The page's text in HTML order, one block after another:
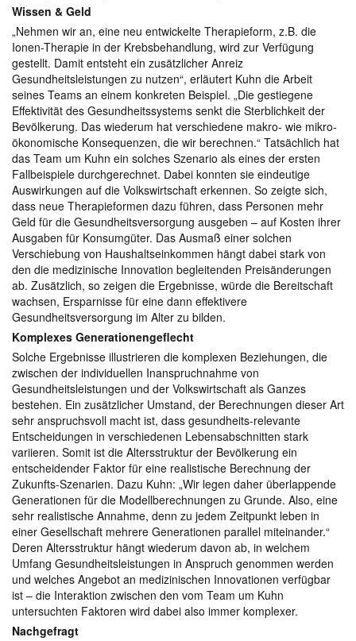
Wissen & Geld
„Nehmen wir an, eine neu entwickelte Therapieform, z.B. die
Ionen-Therapie in der Krebsbehandlung, wird zur Verfügung
gestellt. Damit entsteht ein zusätzlicher Anreiz
Gesundheitsleistungen zu nutzen“, erläutert Kuhn die Arbeit
seines Teams an einem konkreten Beispiel. „Die gestiegene
Effektivität des Gesundheitssystems senkt die Sterblichkeit der
Bevölkerung. Das wiederum hat verschiedene makro- wie mikro-
ökonomische Konsequenzen, die wir berechnen.“ Tatsächlich hat
das Team um Kuhn ein solches Szenario als eines der ersten
Fallbeispiele durchgerechnet. Dabei konnten sie eindeutige
Auswirkungen auf die Volkswirtschaft erkennen. So zeigte sich,
dass neue Therapieformen dazu führen, dass Personen mehr
Geld für die Gesundheitsversorgung ausgeben – auf Kosten ihrer
Ausgaben für Konsumgüter. Das Ausmaß einer solchen
Verschiebung von Haushaltseinkommen hängt dabei stark von
den die medizinische Innovation begleitenden Preisänderungen
ab. Zusätzlich, so zeigen die Ergebnisse, würde die Bereitschaft
wachsen, Ersparnisse für eine dann effektivere
Gesundheitsversorgung im Alter zu bilden.
Komplexes Generationengeflecht
Solche Ergebnisse illustrieren die komplexen Beziehungen, die
zwischen der individuellen Inanspruchnahme von
Gesundheitsleistungen und der Volkswirtschaft als Ganzes
bestehen. Ein zusätzlicher Umstand, der Berechnungen dieser Art
sehr anspruchsvoll macht ist, dass gesundheits-relevante
Entscheidungen in verschiedenen Lebensabschnitten stark
variieren. Somit ist die Altersstruktur der Bevölkerung ein
entscheidender Faktor für eine realistische Berechnung der
Zukunfts-Szenarien. Dazu Kuhn: „Wir legen daher überlappende
Generationen für die Modellberechnungen zu Grunde. Also, eine
sehr realistische Annahme, denn zu jedem Zeitpunkt leben in
einer Gesellschaft mehrere Generationen parallel miteinander.“
Deren Altersstruktur hängt wiederum davon ab, in welchem
Umfang Gesundheitsleistungen in Anspruch genommen werden
und welches Angebot an medizinischen Innovationen verfügbar
ist – die Interaktion zwischen den vom Team um Kuhn
untersuchten Faktoren wird dabei also immer komplexer.
Nachgefragt